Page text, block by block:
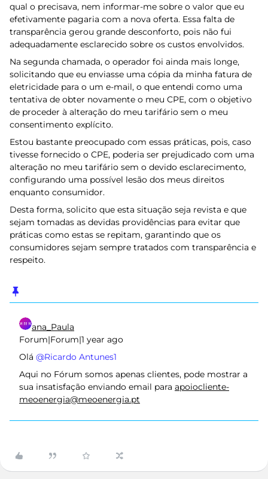
qual o precisava, nem informar-me sobre o valor que eu
efetivamente pagaria com a nova oferta. Essa falta de
transparência gerou grande desconforto, pois não fui
adequadamente esclarecido sobre os custos envolvidos.
Na segunda chamada, o operador foi ainda mais longe,
solicitando que eu enviasse uma cópia da minha fatura de
eletricidade para o um e-mail, o que entendi como uma
tentativa de obter novamente o meu CPE, com o objetivo
de proceder à alteração do meu tarifário sem o meu
consentimento explícito.
Estou bastante preocupado com essas práticas, pois, caso
tivesse fornecido o CPE, poderia ser prejudicado com uma
alteração no meu tarifário sem o devido esclarecimento,
configurando uma possível lesão dos meus direitos
enquanto consumidor.
Desta forma, solicito que esta situação seja revista e que
sejam tomadas as devidas providências para evitar que
práticas como estas se repitam, garantindo que os
consumidores sejam sempre tratados com transparência e
respeito.
ana_Paula
Forum|Forum|1 year ago
Olá ​ @Ricardo Antunes1
Aqui no Fórum somos apenas clientes, pode mostrar a
sua insatisfação enviando email para apoiocliente-
meoenergia@meoenergia.pt